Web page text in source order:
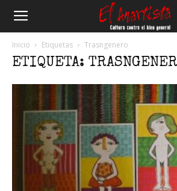
Inicio Etiquetas Trasngenero
ETIQUETA: